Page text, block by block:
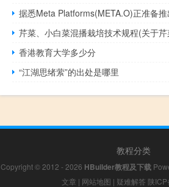
香港教育大学多少分
“江湖思绪萦”的出处是哪里
教程分类
Copyright © 2012 - 2026 HBuilder教程及下载
文章 | 网站地图 | 疑难解答 陕